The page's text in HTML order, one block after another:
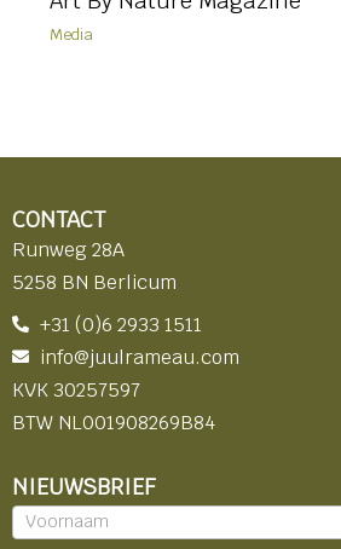
Media
CONTACT
Runweg 28A
5258 BN Berlicum
+31 (0)6 2933 1511
info@juulrameau.com
KVK 30257597
BTW NL001908269B84
NIEUWSBRIEF
Nieuwsbrief